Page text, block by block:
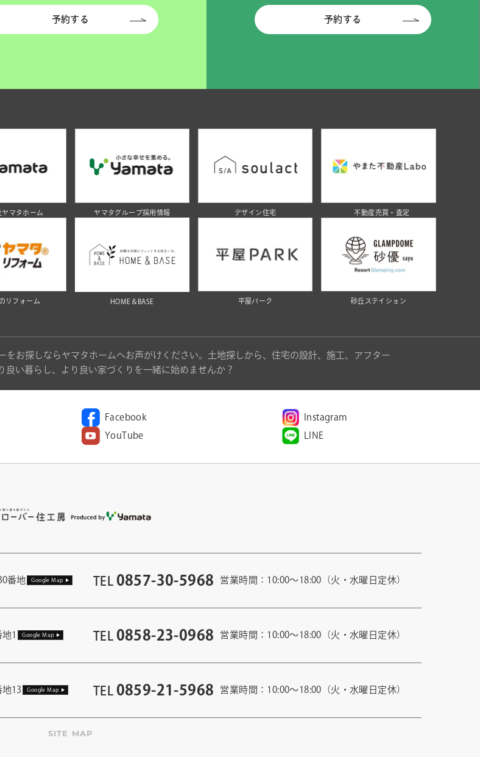
予約する 予約する
ヤマタホーム ヤマタグループ採用情報 デザイン住宅 不動産売買・査定
リフォーム HOME＆BASE 平屋パーク 砂丘ステイション
お探しならヤマタホームへお声がけください。土地探しから、住宅の設計、施工、アフター
い暮らし、より良い家づくりを一緒に始めませんか？
Facebook
Instagram
YouTube
LINE
番地 Google Map TEL 0857-30-5968 営業時間：10:00〜18:00（火・水曜日定休）
1 Google Map TEL 0858-23-0968 営業時間：10:00〜18:00（火・水曜日定休）
地13 Google Map TEL 0859-21-5968 営業時間：10:00〜18:00（火・水曜日定休）
SITE MAP